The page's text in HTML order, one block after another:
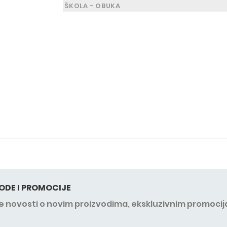
ŠKOLA - OBUKA
I PROMOCIJE
novosti o novim proizvodima, ekskluzivnim